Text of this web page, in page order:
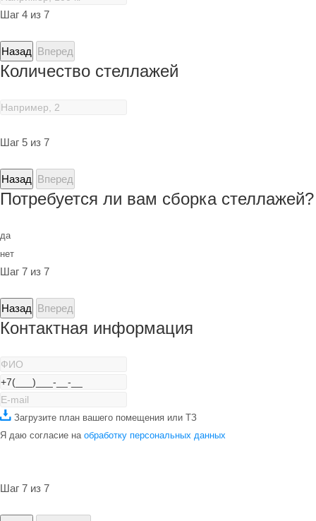
Шаг 4 из 7
Назад Вперед
Количество стеллажей
Шаг 5 из 7
Назад Вперед
Потребуется ли вам сборка стеллажей?
да
нет
Шаг 7 из 7
Назад Вперед
Контактная информация
Загрузите план вашего помещения или ТЗ
Я даю согласие на обработку персональных данных
Шаг 7 из 7